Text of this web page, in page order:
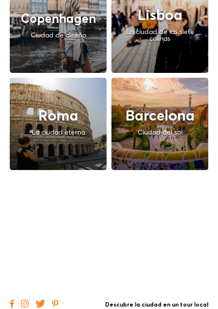
Copenhagen
Ciudad de diseño
Lisboa
La ciudad de las siete
colinas
Roma
La ciudad eterna
Barcelona
Ciudad del sol
Descubre la ciudad en un tour local